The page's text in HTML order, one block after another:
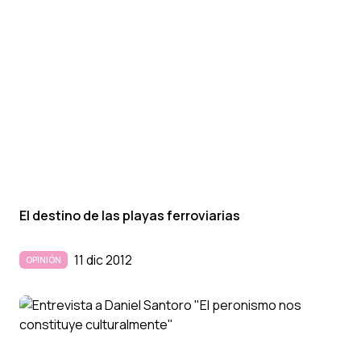
El destino de las playas ferroviarias
OPINIÓN 11 dic 2012